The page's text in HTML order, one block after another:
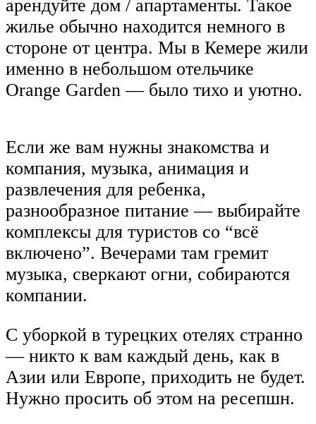
арендуйте дом / апартаменты. Такое
жилье обычно находится немного в
стороне от центра. Мы в Кемере жили
именно в небольшом отельчике
Orange Garden — было тихо и уютно.
Если же вам нужны знакомства и
компания, музыка, анимация и
развлечения для ребенка,
разнообразное питание — выбирайте
комплексы для туристов со “всё
включено”. Вечерами там гремит
музыка, сверкают огни, собираются
компании.
С уборкой в турецких отелях странно
— никто к вам каждый день, как в
Азии или Европе, приходить не будет.
Нужно просить об этом на ресепшн.